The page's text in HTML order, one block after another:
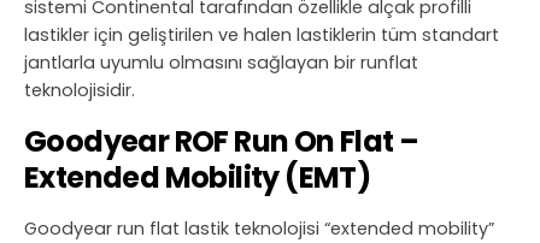
sistemi Continental tarafından özellikle alçak profilli
lastikler için geliştirilen ve halen lastiklerin tüm standart
jantlarla uyumlu olmasını sağlayan bir runflat
teknolojisidir.
Goodyear ROF Run On Flat –
Extended Mobility (EMT)
Goodyear run flat lastik teknolojisi “extended mobility”